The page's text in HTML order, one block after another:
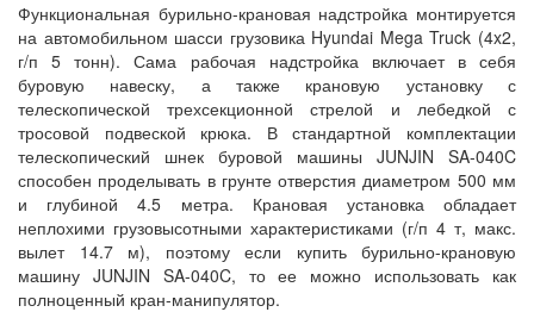
Функциональная бурильно-крановая надстройка монтируется
на автомобильном шасси грузовика Hyundai Mega Truck (4x2,
г/п 5 тонн). Сама рабочая надстройка включает в себя
буровую навеску, а также крановую установку с
телескопической трехсекционной стрелой и лебедкой с
тросовой подвеской крюка. В стандартной комплектации
телескопический шнек буровой машины JUNJIN SA-040C
способен проделывать в грунте отверстия диаметром 500 мм
и глубиной 4.5 метра. Крановая установка обладает
неплохими грузовысотными характеристиками (г/п 4 т, макс.
вылет 14.7 м), поэтому если купить бурильно-крановую
машину JUNJIN SA-040C, то ее можно использовать как
полноценный кран-манипулятор.